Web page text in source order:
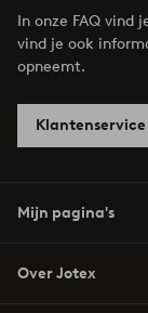
In onze FAQ vind
vind je ook
opneemt.
Klantenservice
Mijn pagina's
Over Jotex